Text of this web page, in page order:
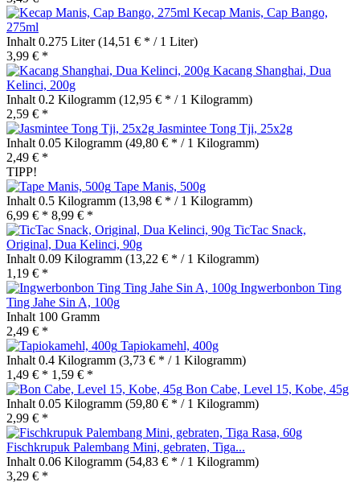
Kecap Manis, Cap Bango,
275ml
Inhalt 0.275 Liter(14,51 € * / 1 Liter)
3,99 € *
Kacang Shanghai, Dua
Kelinci, 200g
Inhalt 0.2 Kilogramm (12,95 € * / 1 Kilogramm)
2,59 € *
Jasmintee Tong Tji, 25x2g
Inhalt 0.05 Kilogramm (49,80 € * / 1 Kilogramm)
2,49 € *
TIPP!
Tape Manis, 500g
Inhalt 0.5 Kilogramm (13,98 € * / 1 Kilogramm)
6,99 € * 8,99 € *
TicTac Snack,
Original, Dua Kelinci, 90g
Inhalt 0.09 Kilogramm (13,22 € * / 1 Kilogramm)
1,19 € *
Ingwerbonbon Ting
Ting Jahe Sin A, 100g
Inhalt 100 Gramm
2,49 € *
Tapiokamehl, 400g
Inhalt 0.4 Kilogramm (3,73 € * / 1 Kilogramm)
1,49 € * 1,59 € *
Bon Cabe, Level 15, Kobe, 45g
Inhalt 0.05 Kilogramm (59,80 € * / 1 Kilogramm)
2,99 € *
Fischkrupuk Palembang Mini, gebraten, Tiga...
Inhalt 0.06 Kilogramm (54,83 € * / 1 Kilogramm)
3,29 € *